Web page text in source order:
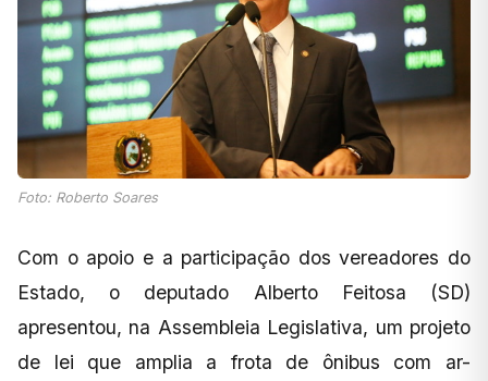
Foto: Roberto Soares
Com o apoio e a participação dos vereadores do
Estado, o deputado Alberto Feitosa (SD)
apresentou, na Assembleia Legislativa, um projeto
de lei que amplia a frota de ônibus com ar-